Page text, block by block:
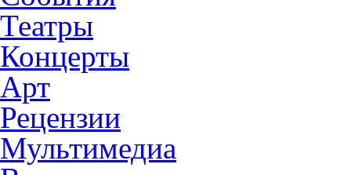
Театры
Концерты
Арт
Рецензии
Мультимедиа